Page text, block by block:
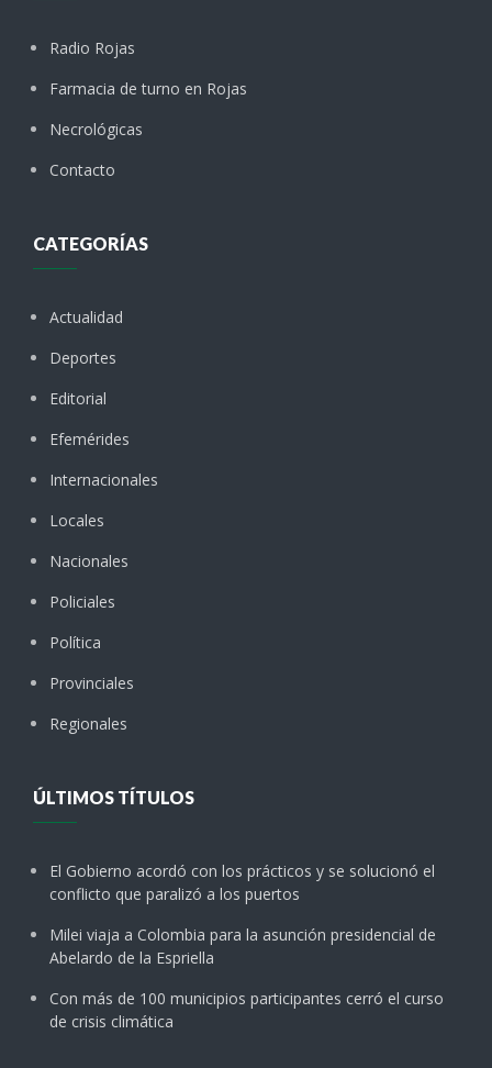
Radio Rojas
Farmacia de turno en Rojas
Necrológicas
Contacto
CATEGORÍAS
Actualidad
Deportes
Editorial
Efemérides
Internacionales
Locales
Nacionales
Policiales
Política
Provinciales
Regionales
ÚLTIMOS TÍTULOS
El Gobierno acordó con los prácticos y se solucionó el
conflicto que paralizó a los puertos
Milei viaja a Colombia para la asunción presidencial de
Abelardo de la Espriella
Con más de 100 municipios participantes cerró el curso
de crisis climática